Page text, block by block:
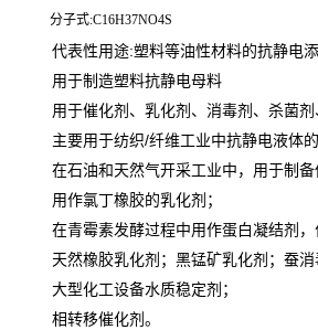
分子式:C16H37NO4S
代表性用途:塑料等油性材料的抗静电
用于制造塑料抗静电母料
用于催化剂、乳化剂、消毒剂、杀菌剂
主要用于纺织/纤维工业中抗静电液体的
在石油和天然气开采工业中，用于制备
用作氯丁橡胶的乳化剂；
在青霉素发酵过程中用作蛋白凝结剂，
天然橡胶乳化剂；黑锰矿乳化剂；蚕消
大型化工设备水质稳定剂；
相转移催化剂。